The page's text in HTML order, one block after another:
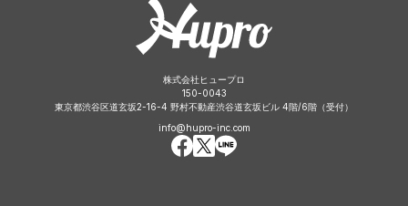
株式会社ヒュープロ
150-0043
東京都渋谷区道玄坂2-16-4 野村不動産渋谷道玄坂ビル 4階/6階（受付）
info@hupro-inc.com